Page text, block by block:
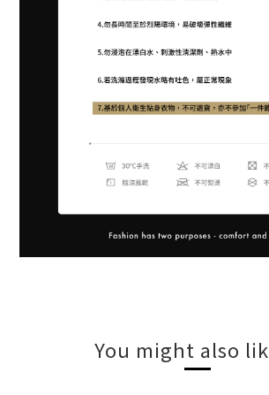
You might also